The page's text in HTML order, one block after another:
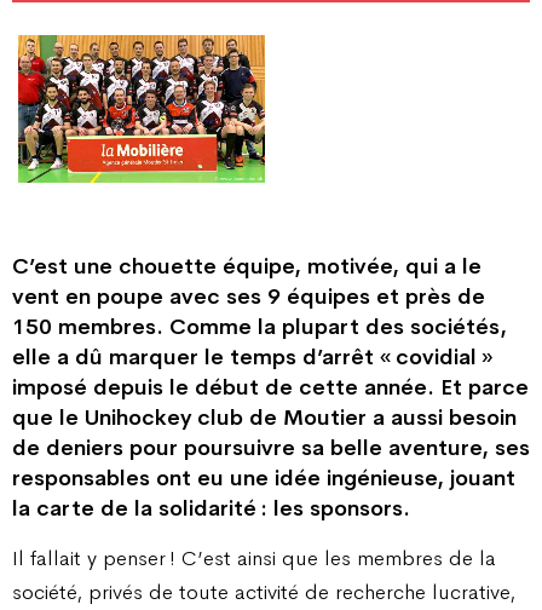
C’est une chouette équipe, motivée, qui a le
vent en poupe avec ses 9 équipes et près de
150 membres. Comme la plupart des sociétés,
elle a dû marquer le temps d’arrêt « covidial »
imposé depuis le début de cette année. Et parce
que le Unihockey club de Moutier a aussi besoin
de deniers pour poursuivre sa belle aventure, ses
responsables ont eu une idée ingénieuse, jouant
la carte de la solidarité : les sponsors.
Il fallait y penser ! C’est ainsi que les membres de la
société, privés de toute activité de recherche lucrative,